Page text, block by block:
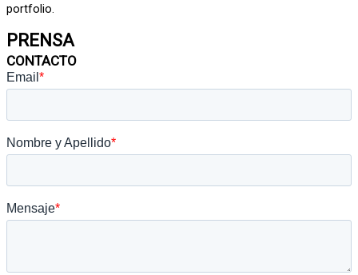
portfolio.
PRENSA
CONTACTO